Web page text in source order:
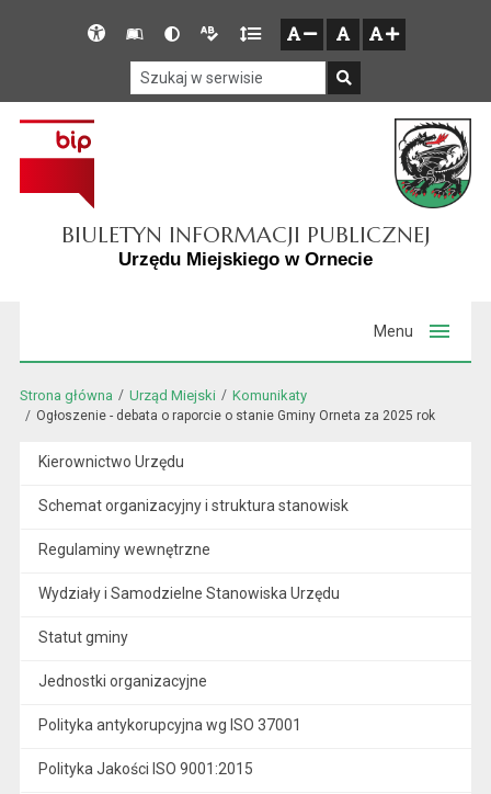
Przejdź do głównego menu
Przejdź do treści
Przejdź do mapy serwisu
Deklaracja
SłownikWersjaWersja
tekstowa
Gęstość
tekstu
BIULETYN INFORMACJI PUBLICZNEJ
Urzędu Miejskiego w Ornecie
Menu
Strona główna Urząd Miejski Komunikaty
Ogłoszenie - debata o raporcie o stanie Gminy Orneta za 2025 rok
Kierownictwo Urzędu
Schemat organizacyjny i struktura stanowisk
Regulaminy wewnętrzne
Wydziały i Samodzielne Stanowiska Urzędu
Statut gminy
Jednostki organizacyjne
Polityka antykorupcyjna wg ISO 37001
Polityka Jakości ISO 9001:2015